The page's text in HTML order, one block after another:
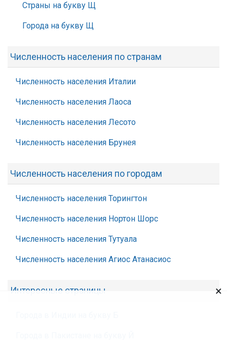
Страны на букву Щ
Города на букву Щ
Численность населения по странам
Численность населения Италии
Численность населения Лаоса
Численность населения Лесото
Численность населения Брунея
Численность населения по городам
Численность населения Торингтон
Численность населения Нортон Шорс
Численность населения Тутуала
Численность населения Агиос Атанасиос
Интересные страницы ×